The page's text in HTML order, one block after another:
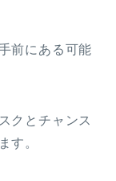
前にある可能
クとチャンス
す。